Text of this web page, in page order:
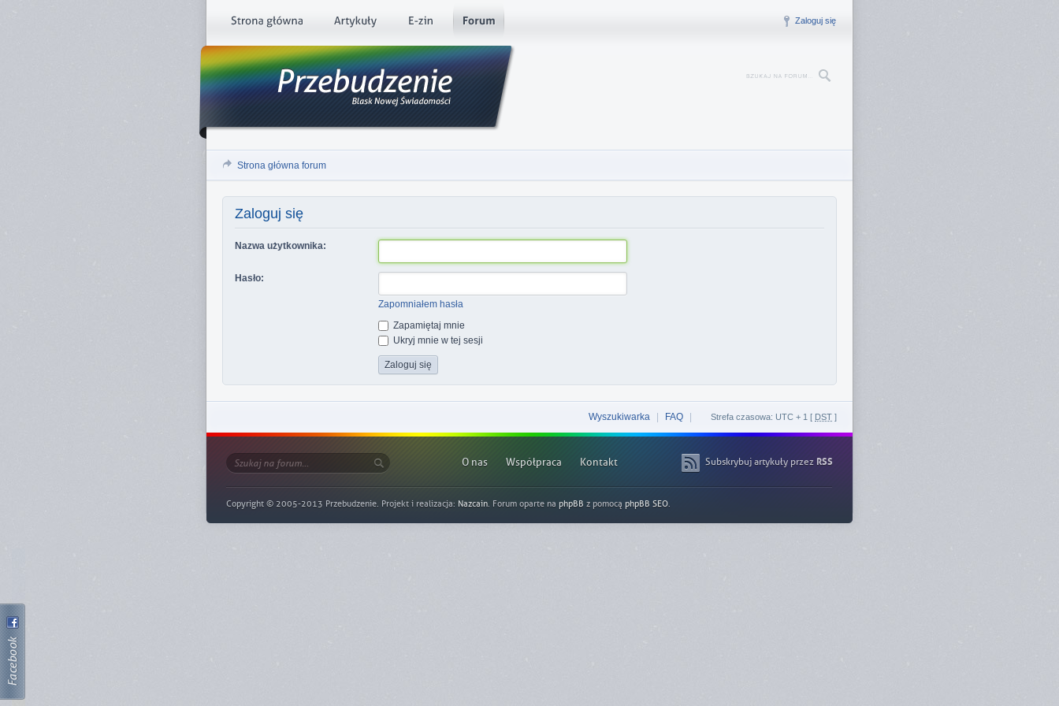
Zaloguj się
Strona główna forum
Zaloguj się
Nazwa użytkownika:
Hasło:
Zapomniałem hasła
Zapamiętaj mnie
Ukryj mnie w tej sesji
Wyszukiwarka FAQ Strefa czasowa: UTC + 1 [ DST ]
O nas Współpraca Kontakt Subskrybuj artykuły przez RSS
Copyright © 2005-2013 Przebudzenie. Projekt i realizacja: Nazcain. Forum oparte na phpBB z pomocą phpBB SEO.